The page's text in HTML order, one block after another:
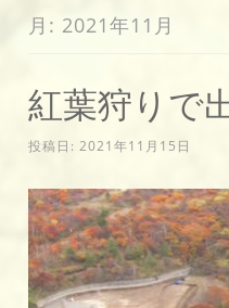
ッ
月: 2021年11月
紅葉狩りで
投稿日: 2021年11月15日